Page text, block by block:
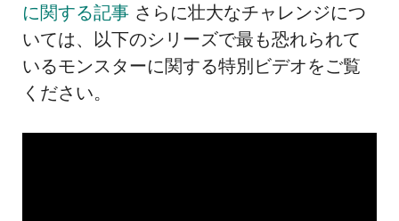
に関する記事 さらに壮大なチャレンジにつ
いては、以下のシリーズで最も恐れられて
いるモンスターに関する特別ビデオをご覧
ください。